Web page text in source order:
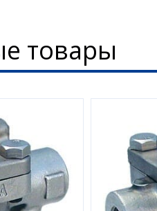
товары